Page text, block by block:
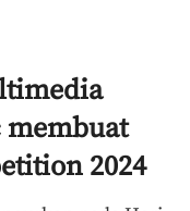
membuat
2024